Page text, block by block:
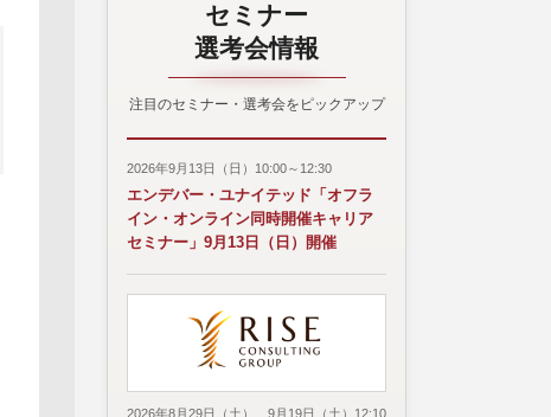
セミナー
選考会情報
注目のセミナー・選考会をピックアップ
2026年9月13日（日）10:00～12:30
エンデバー・ユナイテッド「オフラ
イン・オンライン同時開催キャリア
セミナー」9月13日（日）開催
2026年8月29日（土）、9月19日（土）12:10